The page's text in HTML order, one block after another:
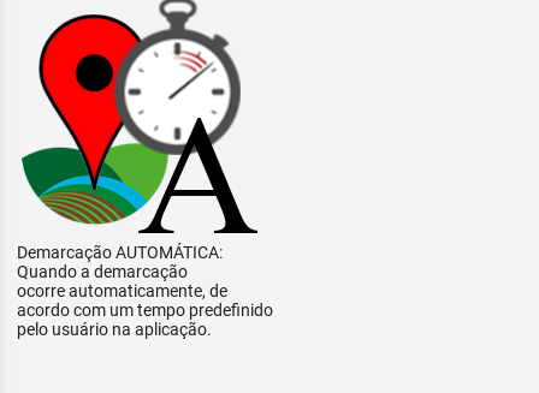
Demarcação AUTOMÁTICA:
Quando a demarcação
ocorre automaticamente, de
acordo com um tempo predefinido
pelo usuário na aplicação.